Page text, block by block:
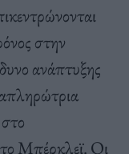
στην
ανάπτυξης
Μπέρκλεϊ. Οι